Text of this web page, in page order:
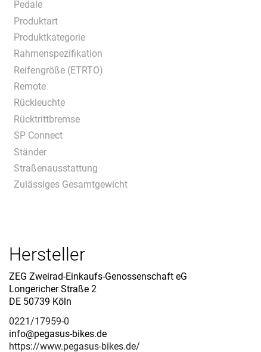
Pedale
Produktart
Produktkategorie
Rahmenspezifikation
Reifengröße (ETRTO)
Remote
Rückleuchte
Rücktrittbremse
SP Connect
Ständer
Straßenausstattung
Zulässiges Gesamtgewicht
Hersteller
ZEG Zweirad-Einkaufs-Genossenschaft eG
Longericher Straße 2
DE 50739 Köln
0221/17959-0
info@pegasus-bikes.de
https://www.pegasus-bikes.de/